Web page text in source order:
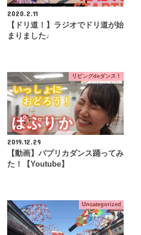
2020.2.11
【ドリ道！】ラジオでドリ道が始
まりました♩
リビングdeダンス！
2019.12.29
【動画】パプリカダンス踊ってみ
た！【Youtube】
Uncategorized